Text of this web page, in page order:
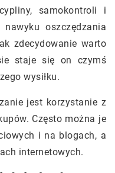
samokontroli i
oszczędzania
zdecydowanie warto
staje się on czymś
wysiłku.
jest korzystanie z
Często można je
i na blogach, a
internetowych.